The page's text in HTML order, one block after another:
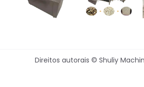
Direitos autorais © Shuliy